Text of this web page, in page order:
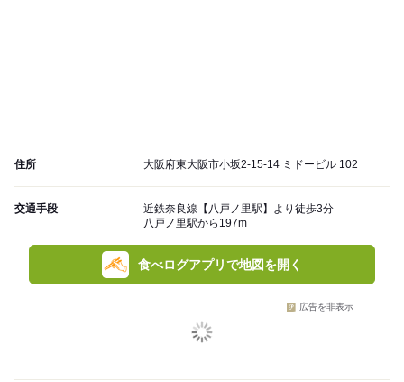
住所 大阪府東大阪市小坂2-15-14 ミドービル 102
交通手段
近鉄奈良線【八戸ノ里駅】より徒歩3分
八戸ノ里駅から197m
食べログアプリで地図を開く
広告を非表示